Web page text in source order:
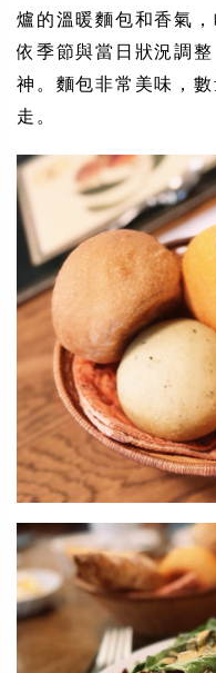
爐的溫暖麵包和香氣
依季節與當日狀況調
神。麵包非常美味，
走。